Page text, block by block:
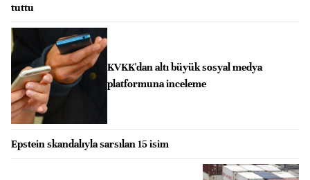
tuttu
KVKK'dan altı büyük sosyal medya
platformuna inceleme
Epstein skandalıyla sarsılan 15 isim